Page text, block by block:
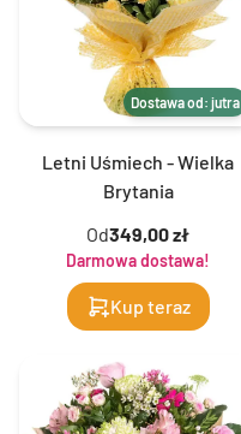
Dostawa od: jutra
Letni Uśmiech - Wielka
Brytania
Od349,00 zł
Darmowa dostawa!
Kup teraz